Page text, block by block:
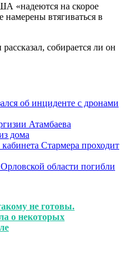
«надеются на скорое
намерены втягиваться в
собирается ли он
об инциденте с дронами
Атамбаева
дома
Стармера проходит
области погибли
не готовы.
о некоторых